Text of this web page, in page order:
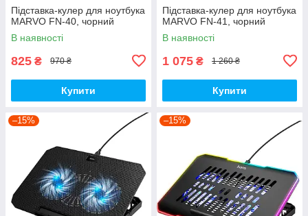
Підставка-кулер для ноутбука
MARVO FN-40, чорний
В наявності
825 ₴ 970 ₴
Купити
Підставка-кулер для ноутбука
MARVO FN-41, чорний
В наявності
1 075 ₴ 1 260 ₴
Купити
–15% –15%